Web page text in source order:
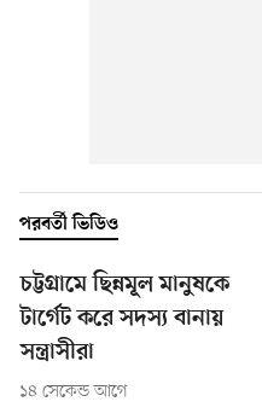
পরবর্তী ভিডিও
চট্টগ্রামে ছিন্নমূল মানুষকে
টার্গেট করে সদস্য বানায়
সন্ত্রাসীরা
১৪ সেকেন্ড আগে